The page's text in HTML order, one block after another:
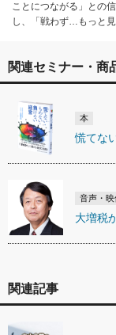
ことにつながる」との
し、「戦わず…もっと
関連セミナー・商
本
慌てな
音声・映
大増税
関連記事